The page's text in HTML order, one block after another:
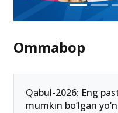
Ommabop
Qabul-2026: Eng
mumkin bo‘lgan